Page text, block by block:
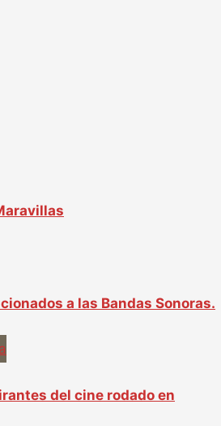
a las Bandas Sonoras.
del cine rodado en